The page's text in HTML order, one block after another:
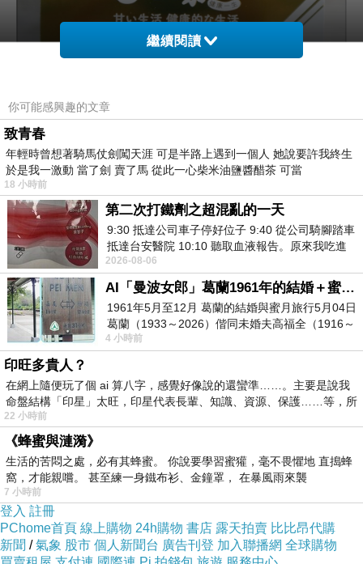
【奕心生醫科技】以安心、用心、關心
一起照顧家人的心為經營理念
堅持安心且有感的保健食品
期許能照顧各年齡族群的健康
【奕心生醫科技】甘味人生鍵力膠原
非變性二型膠原蛋白EXPRO
以白X金的雙色調外盒設計
搶眼對比色帶有精緻質感
適合登山族、跑馬拉松者、
繼續閱讀
你可能感興趣的文章
致青春
年輕時曾想著騎馬仗劍闖天涯 可是半路上遇到一個人 她說要許我終生
於是我一激動 當了劍 賣了馬 從此一心柴米油鹽醬醋茶 可當
18 小時前
第二次打鐵劑之超混亂的一天
9:30 抵達公司車子停好位子 9:40 從公司騎腳踏車
抵達台安醫院 10:10 聽取血液報告。原來我吃進
去的 B12 彌可保並非沒有吸收而是超
2026-08-06
AI「曼波女郎」葛蘭1961年的結婚＋蜜月旅行 #戀上老電影 #葛蘭 #粟子
1961年5月至12月 葛蘭的結婚與蜜月旅行5月04日
葛蘭（1933～2026）偕同未婚夫高福全（1916～
2004）乘郵輪赴倫敦6月15日於英國倫敦St.S
4 小時前
印旺多貴人？
在網上隨便玩了個 ai 算八字，感覺好像說的還蠻準……。主要是說我
命盤結構「印星」太旺，印星代表長輩、知識、資源、保護……等，所
22 小時前
《蜂蜜與漣漪》
生活的苦悶之處，必有其蜂蜜。 你說要學習蜜獾，毫不畏懼地 直搗蜂
窩，才能親嚐。 甚至練一身鐵布衫、金鐘罩， 在暴風雨來襲
7 小時前
登入 註冊
PChome首頁 線上購物 24h購物 書店 露天拍賣 比比昂代購
新聞 /氣象 股市 個人新聞台 廣告刊登 加入聯播網 全球購物